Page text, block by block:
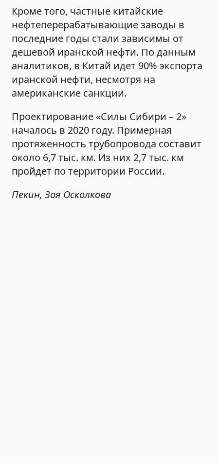
Кроме того, частные китайские
нефтеперерабатывающие заводы в
последние годы стали зависимы от
дешевой иранской нефти. По данным
аналитиков, в Китай идет 90% экспорта
иранской нефти, несмотря на
американские санкции.
Проектирование «Силы Сибири – 2»
началось в 2020 году. Примерная
протяженность трубопровода составит
около 6,7 тыс. км. Из них 2,7 тыс. км
пройдет по территории России.
Пекин, Зоя Осколкова